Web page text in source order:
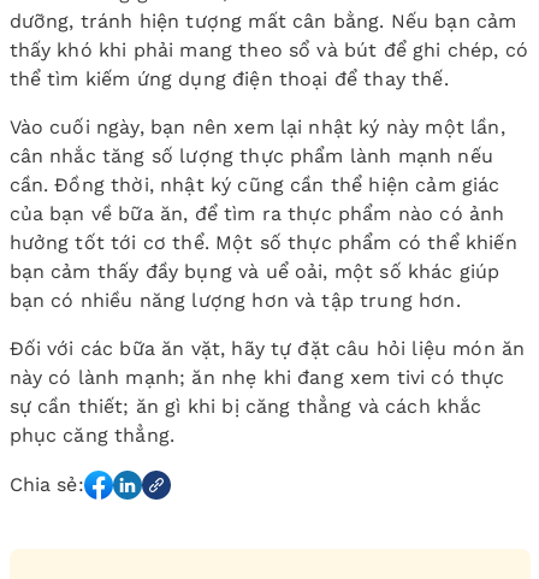
dưỡng, tránh hiện tượng mất cân bằng. Nếu bạn cảm
thấy khó khi phải mang theo sổ và bút để ghi chép, có
thể tìm kiếm ứng dụng điện thoại để thay thế.
Vào cuối ngày, bạn nên xem lại nhật ký này một lần,
cân nhắc tăng số lượng thực phẩm lành mạnh nếu
cần. Đồng thời, nhật ký cũng cần thể hiện cảm giác
của bạn về bữa ăn, để tìm ra thực phẩm nào có ảnh
hưởng tốt tới cơ thể. Một số thực phẩm có thể khiến
bạn cảm thấy đầy bụng và uể oải, một số khác giúp
bạn có nhiều năng lượng hơn và tập trung hơn.
Đối với các bữa ăn vặt, hãy tự đặt câu hỏi liệu món ăn
này có lành mạnh; ăn nhẹ khi đang xem tivi có thực
sự cần thiết; ăn gì khi bị căng thẳng và cách khắc
phục căng thẳng.
Chia sẻ: